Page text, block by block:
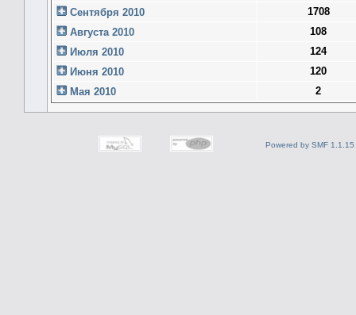
Сентября 2010
1708
Августа 2010
108
Июля 2010
124
Июня 2010
120
Мая 2010
2
Powered by SMF 1.1.15